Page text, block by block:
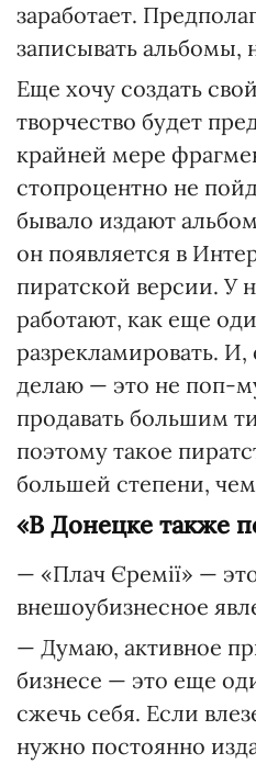
заработает.
записывать альбомы,
Еще хочу создать
творчество будет
крайней мере
стопроцентно не
бывало издают
он появляется в
пиратской версии. У
работают, как еще
разрекламировать. И,
делаю — это не поп-
продавать большим
поэтому такое
большей степени,
«В Донецке также
— «Плач Єремії» —
внешоубизнесное
— Думаю, активное
бизнесе — это еще
сжечь себя. Если
нужно постоянно